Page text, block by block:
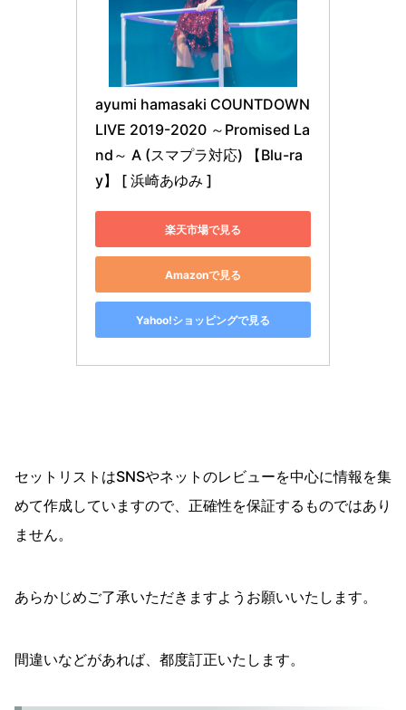
ayumi hamasaki COUNTDOWN
LIVE 2019-2020 ～Promised La
nd～ A (スマプラ対応) 【Blu-ra
y】 [ 浜崎あゆみ ]
楽天市場で見る
Amazonで見る
Yahoo!ショッピングで見る
セットリストはSNSやネットのレビューを中心に情報を集
めて作成していますので、正確性を保証するものではあり
ません。
あらかじめご了承いただきますようお願いいたします。
間違いなどがあれば、都度訂正いたします。